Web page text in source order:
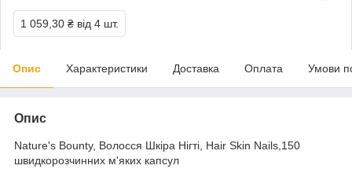
1 059,30 ₴ від 4 шт.
Опис Характеристики Доставка Оплата Умови
Опис
Nature's Bounty, Волосся Шкіра Нігті, Hair Skin Nails,150
швидкорозчинних м'яких капсул